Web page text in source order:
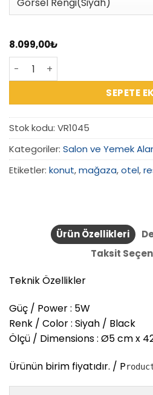
8.099,00₺
VR1045 – Pipeline Beam
SEPETE
Stok kodu: VR1045
Kategoriler: Salon ve Yemek
Etiketler: konut,mağaza,otel,
Ürün Özellikleri
Taksit
Teknik Özellikler
Güç / Power : 5W
Renk / Color : Siyah / Black
Ölçü / Dimensions : Ø5 cm x
Ürünün birim fiyatıdır. / P